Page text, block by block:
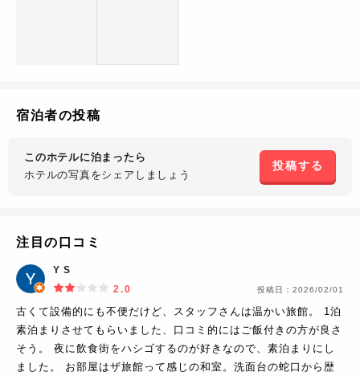
宿泊者の投稿
このホテルに泊まったら
ホテルの写真をシェアしましょう
投稿する
注目の口コミ
Y S
2.0
投稿日： 2026/02/01
古くて設備的にも不便だけど、スタッフさんは温かい旅館。 1泊
素泊まりさせてもらいました、口コミ的にはご飯付きの方が良さ
そう。 夜に飲食街をハシゴするのが好きなので、素泊まりにし
ました。 お部屋はザ旅館って感じの和室。洗面台の蛇口から歴